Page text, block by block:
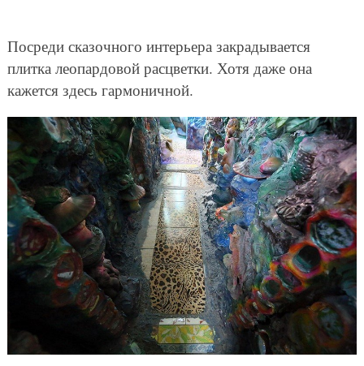
Посреди сказочного интерьера закрадывается
плитка леопардовой расцветки. Хотя даже она
кажется здесь гармоничной.